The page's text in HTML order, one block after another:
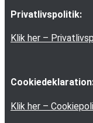
Privatlivspolitik:
Klik her –
Klik her –